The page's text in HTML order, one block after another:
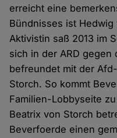
erreicht eine
Bündnisses ist
Aktivistin saß 2013 im
sich in der ARD gegen
befreundet mit der
Storch. So kommt
Familien-Lobbyseite
Beatrix von Storch
Beverfoerde einen